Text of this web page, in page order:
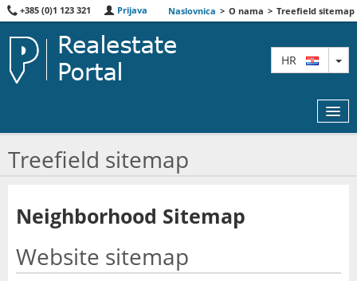
+385 (0)1 123 321 Prijava Naslovnica > O nama > Treefield sitemap
HR
AGENTI
IZDVOJENE
Treefield sitemap
Neighborhood Sitemap
Website sitemap